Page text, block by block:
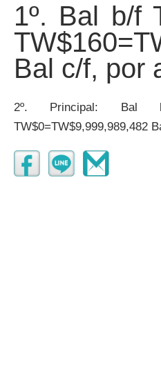
1º. Bal b/f
Bal c/f, por
2º. Principal: Bal b/f
TW$0=TW$9,999,989,482